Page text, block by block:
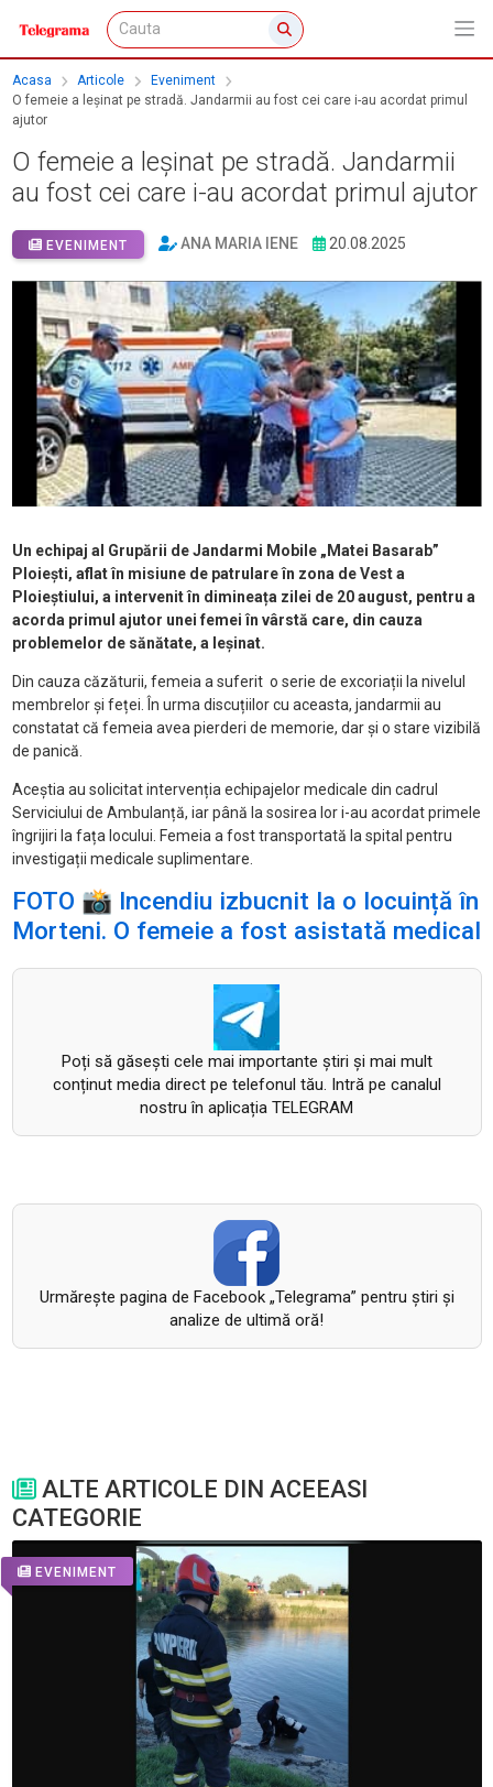
Acasa Articole
Eveniment
O femeie a leșinat pe stradă. Jandarmii au fost cei care i-au acordat primul
ajutor
O femeie a leșinat pe stradă. Jandarmii
au fost cei care i-au acordat primul ajutor
EVENIMENT ANA MARIA IENE 20.08.2025
Un echipaj al Grupării de Jandarmi Mobile „Matei Basarab”
Ploiești, aflat în misiune de patrulare în zona de Vest a
Ploieștiului, a intervenit în dimineața zilei de 20 august, pentru a
acorda primul ajutor unei femei în vârstă care, din cauza
problemelor de sănătate, a leșinat.
Din cauza căzăturii, femeia a suferit o serie de excoriații la nivelul
membrelor și feței. În urma discuțiilor cu aceasta, jandarmii au
constatat că femeia avea pierderi de memorie, dar și o stare vizibilă
de panică.
Aceștia au solicitat intervenția echipajelor medicale din cadrul
Serviciului de Ambulanță, iar până la sosirea lor i-au acordat primele
îngrijiri la fața locului. Femeia a fost transportată la spital pentru
investigații medicale suplimentare.
FOTO 📸 Incendiu izbucnit la o locuință în
Morteni. O femeie a fost asistată medical
Poți să găsești cele mai importante știri și mai mult
conținut media direct pe telefonul tău. Intră pe canalul
nostru în aplicația TELEGRAM
Urmăreşte pagina de Facebook „Telegrama” pentru ştiri şi
analize de ultimă oră!
ALTE ARTICOLE DIN ACEEASI
CATEGORIE
EVENIMENT